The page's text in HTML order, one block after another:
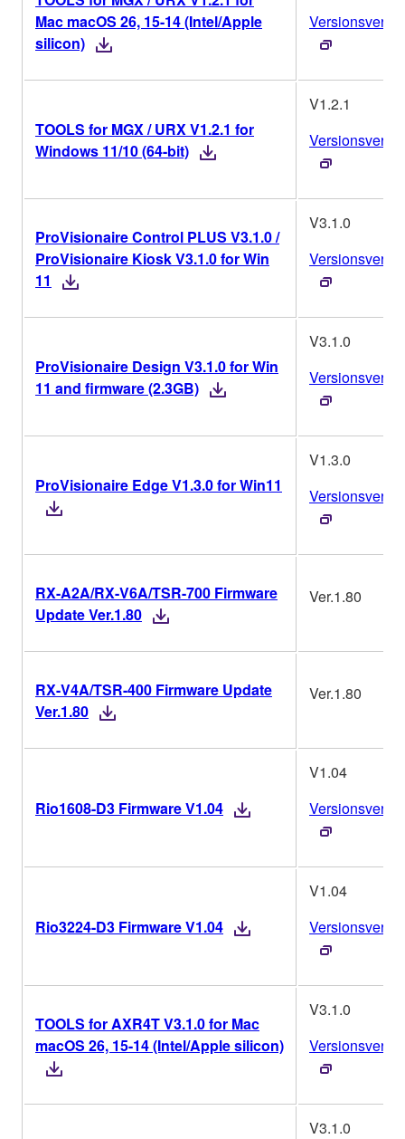
Mac macOS 26, 15-14 (Intel/Apple
silicon)
TOOLS for MGX / URX V1.2.1 for
Windows 11/10 (64-bit)
V1.2.1
ProVisionaire Control PLUS V3.1.0 /
ProVisionaire Kiosk V3.1.0 for Win
11
V3.1.0
ProVisionaire Design V3.1.0 for Win
11 and firmware (2.3GB)
V3.1.0
ProVisionaire Edge V1.3.0 for Win11
V1.3.0
RX-A2A/RX-V6A/TSR-700 Firmware
Update Ver.1.80
Ver.1.80
RX-V4A/TSR-400 Firmware Update
Ver.1.80
Ver.1.80
Rio1608-D3 Firmware V1.04
V1.04
Rio3224-D3 Firmware V1.04
V1.04
TOOLS for AXR4T V3.1.0 for Mac
macOS 26, 15-14 (Intel/Apple silicon)
V3.1.0
V3.1.0